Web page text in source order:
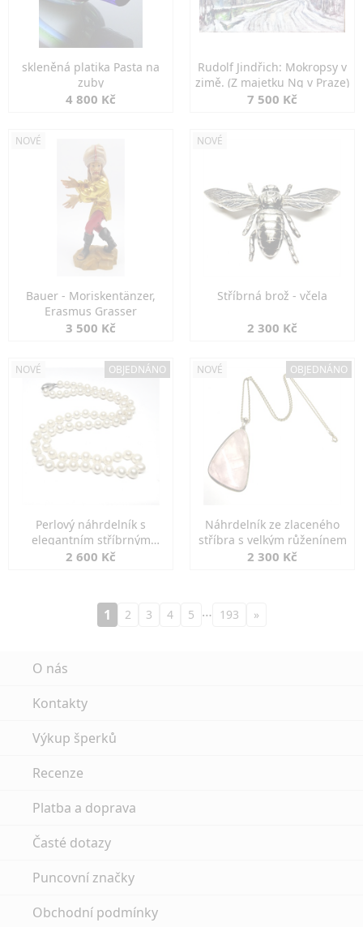
skleněná platika Pasta na
zuby
4 800 Kč
Rudolf Jindřich: Mokropsy v
zimě. (Z majetku Ng v Praze)
7 500 Kč
NOVÉ
Bauer - Moriskentänzer,
Erasmus Grasser
3 500 Kč
NOVÉ
Stříbrná brož - včela
2 300 Kč
NOVÉ OBJEDNÁNO
Perlový náhrdelník s
elegantním stříbrným
zapínáním
2 600 Kč
NOVÉ OBJEDNÁNO
Náhrdelník ze zlaceného
stříbra s velkým růženínem
2 300 Kč
1 2 3 4 5 … 193 »
O nás
Kontakty
Výkup šperků
Recenze
Platba a doprava
Časté dotazy
Puncovní značky
Obchodní podmínky